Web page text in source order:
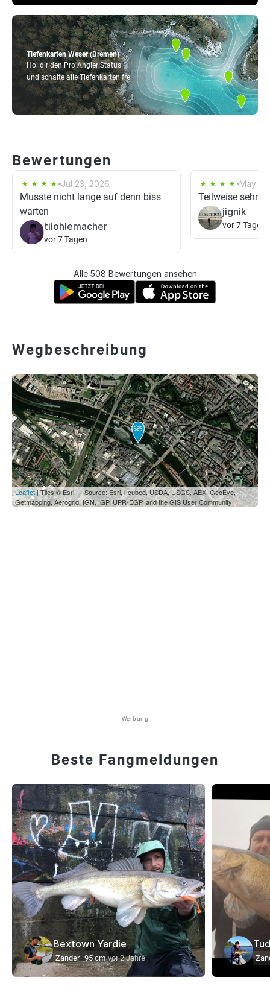
Tiefenkarten Weser (Bremen)
Hol dir den Pro Angler Status
und schalte alle Tiefenkarten frei
Bewertungen
Jul 23, 2026
Musste nicht lange auf denn biss
warten
tilohlemacher
vor 7 Tagen
May
Teilweise sehr
jignik
vor 7 Tagen
Alle 508 Bewertungen ansehen
Wegbeschreibung
Leaflet| Tiles © Esri — Source: Esri, i-cubed, USDA, USGS, AEX, GeoEye,
Getmapping, Aerogrid, IGN, IGP, UPR-EGP, and the GIS User Community
Werbung
Beste Fangmeldungen
Bextown Yardie
Zander 95 cm vor 2 Jahre